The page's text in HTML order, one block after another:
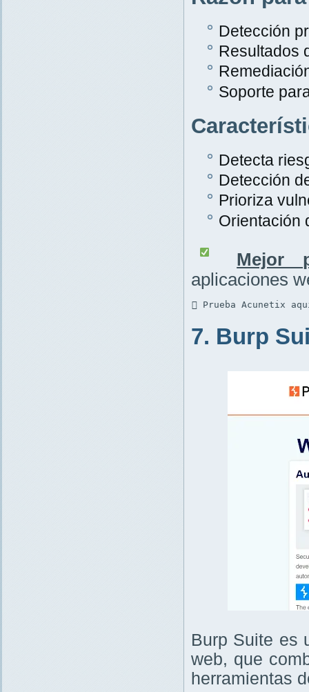
Detección
Resultados
Soporte
Detecta
Detección
Prioriza
Orientación
Mejor
aplicaciones
 Prueba Acunetix
7. Burp
Burp Suite es
web, que
herramientas